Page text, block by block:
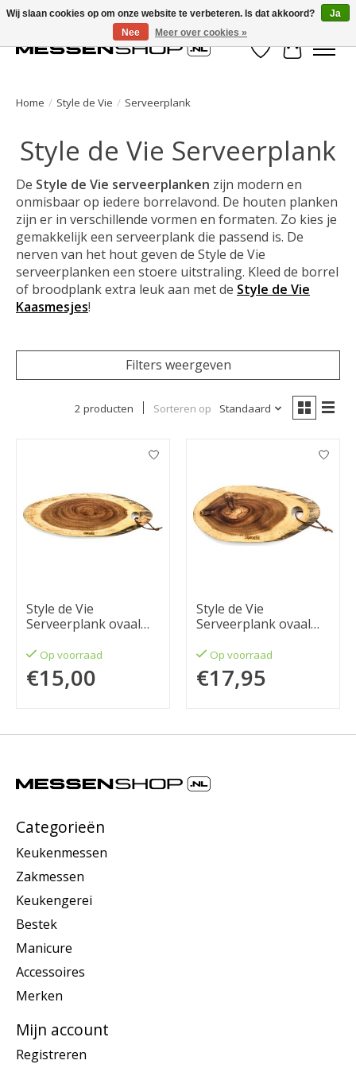
Verlanglijst
Home / Style de Vie / Serveerplank
Style de Vie Serveerplank
De Style de Vie serveerplanken zijn modern en
onmisbaar op iedere borrelavond. De houten planken
zijn er in verschillende vormen en formaten. Zo kies je
gemakkelijk een serveerplank die passend is. De
nerven van het hout geven de Style de Vie
serveerplanken een stoere uitstraling. Kleed de borrel
of broodplank extra leuk aan met de Style de Vie
Kaasmesjes!
Filters weergeven
2 producten Sorteren op Standaard
Style de Vie
Serveerplank ovaal
Op voorraad
€15,00
Style de Vie
Serveerplank ovaal
Op voorraad
€17,95
Categorieën
Keukenmessen
Zakmessen
Keukengerei
Bestek
Manicure
Accessoires
Merken
Mijn account
Registreren
Wij slaan cookies op om onze website te verbeteren. Is dat akkoord?
Ja
Nee
Meer over cookies »